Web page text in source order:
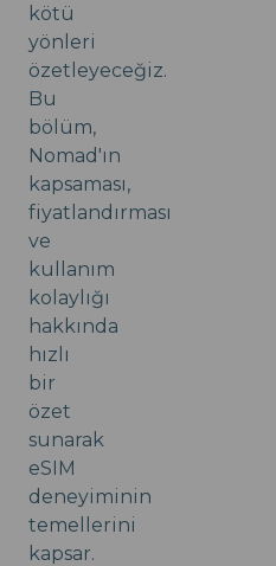
kötü
yönleri
özetleyeceğiz.
Bu
bölüm,
Nomad'ın
kapsaması,
fiyatlandırması
ve
kullanım
kolaylığı
hakkında
hızlı
bir
özet
sunarak
eSIM
deneyiminin
temellerini
kapsar.